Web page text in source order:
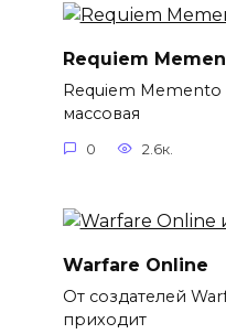
Requiem
Requiem Memento
массовая
0 2.6к.
Warfare Online
От создателей
приходит